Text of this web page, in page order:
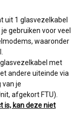
uit 1 glasvezelkabel
gebruiken voor veel
waaronder
glasvezelkabel met
andere uiteinde via
van je
afgekort FTU).
is, kan deze niet